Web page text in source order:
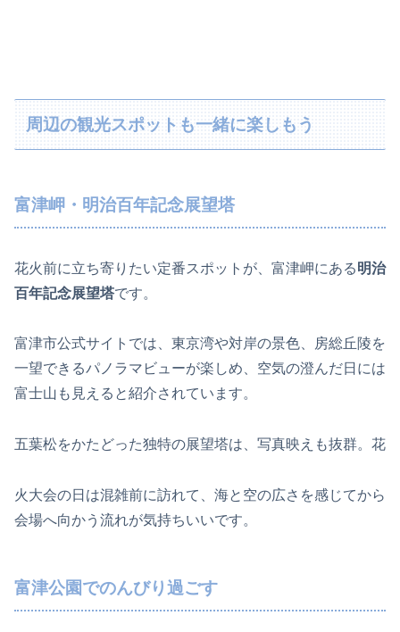
周辺の観光スポットも一緒に楽しもう
富津岬・明治百年記念展望塔
花火前に立ち寄りたい定番スポットが、富津岬にある明治
百年記念展望塔です。
富津市公式サイトでは、東京湾や対岸の景色、房総丘陵を
一望できるパノラマビューが楽しめ、空気の澄んだ日には
富士山も見えると紹介されています。
五葉松をかたどった独特の展望塔は、写真映えも抜群。花
火大会の日は混雑前に訪れて、海と空の広さを感じてから
会場へ向かう流れが気持ちいいです。
富津公園でのんびり過ごす